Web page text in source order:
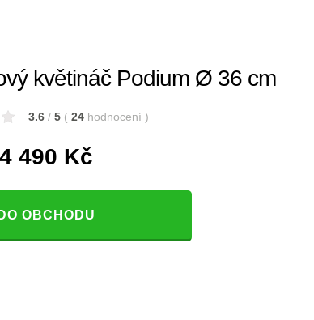
květináč Podium Ø 36 cm
3.6 / 5 ( 24 hodnocení )
4 490 Kč
DO OBCHODU